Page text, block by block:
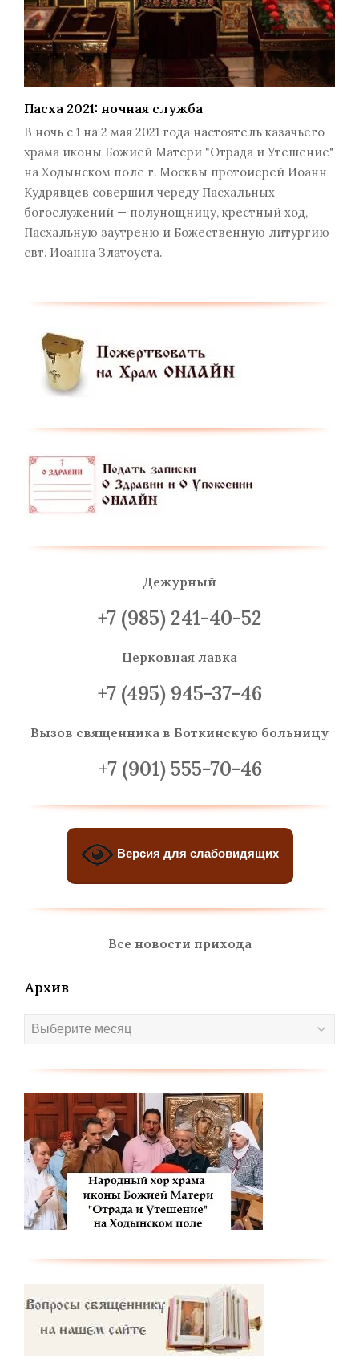
Пасха 2021: ночная служба
В ночь с 1 на 2 мая 2021 года настоятель казачьего
храма иконы Божией Матери "Отрада и Утешение"
на Ходынском поле г. Москвы протоиерей Иоанн
Кудрявцев совершил череду Пасхальных
богослужений — полунощницу, крестный ход,
Пасхальную заутреню и Божественную литургию
свт. Иоанна Златоуста.
Дежурный
+7 (985) 241-40-52
Церковная лавка
+7 (495) 945-37-46
Вызов священника в Боткинскую больницу
+7 (901) 555-70-46
Версия для слабовидящих
Все новости прихода
Архив
Архив